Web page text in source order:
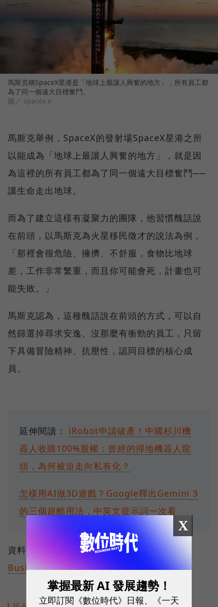
馬斯克稱SpaceX星港是「地球上最讓人興奮的地方」，所有員工都
為了同一個遠大目標奮鬥。
圖／ spacex x
馬斯克舉例，SpaceX的發射場SpaceX星港之所
以能成為「地球上最讓人興奮的地方」，就是因
為這裡的所有員工都為了同一個遠大目標奮鬥──
讓生命走出地球。
而為了建立這樣有凝聚力的團隊，他習慣醜話說
在前頭，以馬斯克為火星移民徵才的說法為例，
「那裡會很危險、擁擠、不舒服，食物比地球
差，工作非常繁重，而且你可能會死，計畫也可
能失敗。」
馬斯克認為，這種醜話說在前頭的方式，可以自
然篩選掉尋求安逸、沒那麼有衝勁的員工，只留
下具備冒險精神、抗壓性，認同目標的核心成
員。
延伸閱讀： iRobot申請破產！中國杉川機
器人收購100%股權：曾經的掃地機器人龍
頭，為何被迫走向私有化？
怎樣用AI做3D遊戲？Google釋出Gemini 3
的三個超酷用法，中英文提示詞一次看
資料來源： YouTube、entrepreneur、
Business Insider
X
掌握最新 AI 發展趨勢！
立即訂閱《數位時代》日報、《一天